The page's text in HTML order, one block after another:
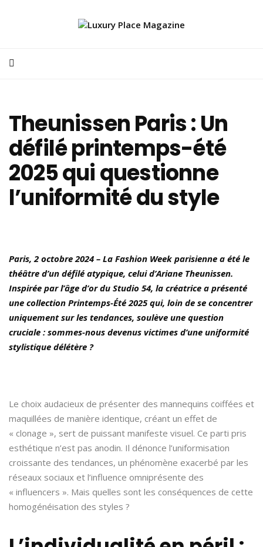
Theunissen Paris : Un
défilé printemps-été
2025 qui questionne
l’uniformité du style
Paris, 2 octobre 2024 – La Fashion Week parisienne a été le
théâtre d’un défilé atypique, celui d’Ariane Theunissen.
Inspirée par l’âge d’or du Studio 54, la créatrice a présenté
une collection Printemps-Été 2025 qui, loin de se concentrer
uniquement sur les tendances, soulève une question
cruciale : sommes-nous devenus victimes d’une uniformité
stylistique délétère ?
Le choix audacieux de présenter des mannequins coiffées et
maquillées de manière identique, créant un effet de
« clonage », sert de puissant manifeste visuel. Ce parti pris
esthétique n’est pas anodin. Il dénonce l’uniformisation
croissante des tendances, un phénomène exacerbé par les
réseaux sociaux et l’influence omniprésente des
« influencers ». Mais quelles sont les conséquences de cette
homogénéisation des styles ?